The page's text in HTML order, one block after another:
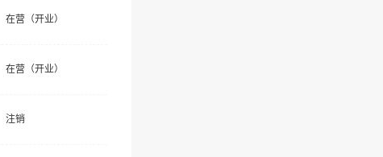
在营（开业）
在营（开业）
注销